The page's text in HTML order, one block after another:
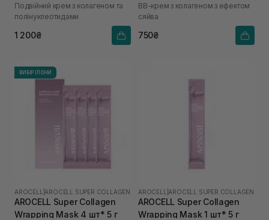
Подвійний крем з колагеном та
полінуклеотидами
1 200₴
ВВ-крем з колагеном з ефектом
сяйва
750₴
ВИБІР ІЛОНИ
AROCELL AROCELL SUPER COLLAGEN
AROCELL Super Collagen
Wrapping Mask 4 шт* 5 г
AROCELL AROCELL SUPER COLLAGEN
AROCELL Super Collagen
Wrapping Mask 1 шт* 5 г